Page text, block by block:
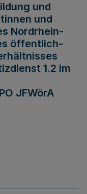
und
und
Nordrhein-
öffentlich-
1.2 im
JFWörA